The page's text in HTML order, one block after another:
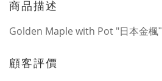
商品描述
Golden Maple with Pot "日本金楓"
顧客評價